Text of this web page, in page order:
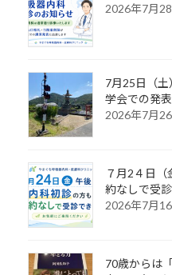
2026年7月
7月25日（
学会での発
2026年7月
７月2４日
約なしで受
2026年7月
70歳からは